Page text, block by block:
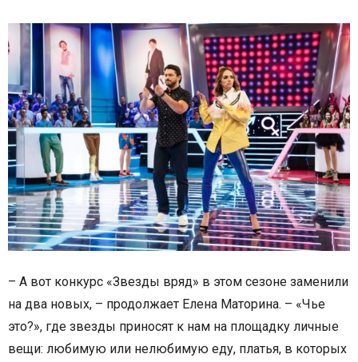
– А вот конкурс «Звезды вряд» в этом сезоне заменили
на два новых, – продолжает Елена Маторина. – «Чье
это?», где звезды приносят к нам на площадку личные
вещи: любимую или нелюбимую еду, платья, в которых